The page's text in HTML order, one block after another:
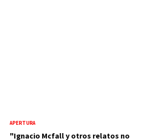
APERTURA
"Ignacio Mcfall y otros relatos no